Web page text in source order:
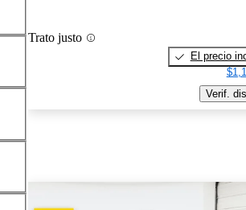
Trato justo
El precio
Verif.